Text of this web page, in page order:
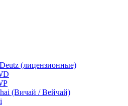
(лицензионные)
(Вичай / Вейчай)